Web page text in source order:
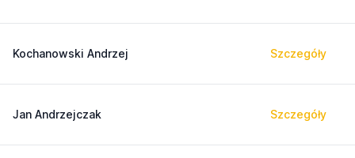
Kochanowski Andrzej Szczegóły
Jan Andrzejczak Szczegóły